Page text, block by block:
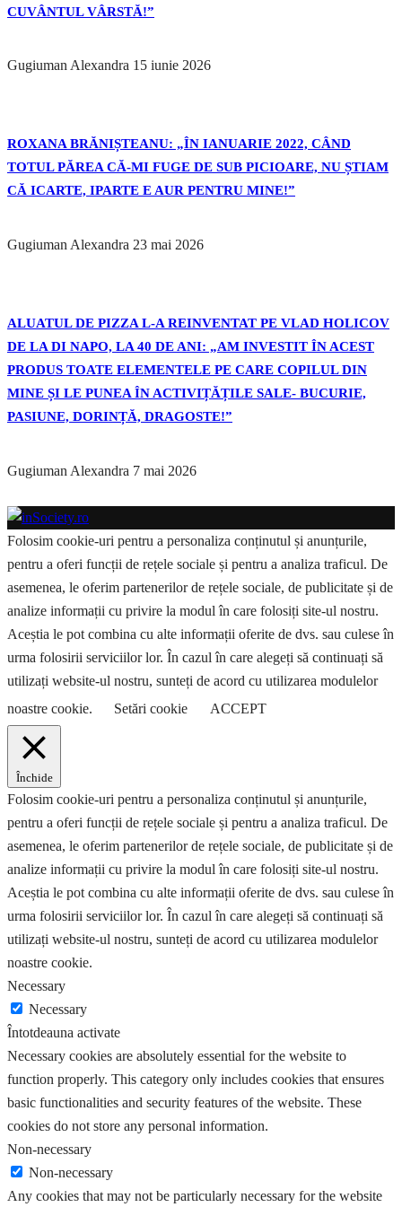
CUVÂNTUL VÂRSTĂ!”
Gugiuman Alexandra 15 iunie 2026
ROXANA BRĂNIȘTEANU: „ÎN IANUARIE 2022, CÂND
TOTUL PĂREA CĂ-MI FUGE DE SUB PICIOARE, NU ȘTIAM
CĂ ICARTE, IPARTE E AUR PENTRU MINE!”
Gugiuman Alexandra 23 mai 2026
ALUATUL DE PIZZA L-A REINVENTAT PE VLAD HOLICOV
DE LA DI NAPO, LA 40 DE ANI: „AM INVESTIT ÎN ACEST
PRODUS TOATE ELEMENTELE PE CARE COPILUL DIN
MINE ȘI LE PUNEA ÎN ACTIVIȚĂȚILE SALE- BUCURIE,
PASIUNE, DORINȚĂ, DRAGOSTE!”
Gugiuman Alexandra 7 mai 2026
Folosim cookie-uri pentru a personaliza conținutul și anunțurile,
pentru a oferi funcții de rețele sociale și pentru a analiza traficul. De
asemenea, le oferim partenerilor de rețele sociale, de publicitate și de
analize informații cu privire la modul în care folosiți site-ul nostru.
Aceștia le pot combina cu alte informații oferite de dvs. sau culese în
urma folosirii serviciilor lor. În cazul în care alegeți să continuați să
utilizați website-ul nostru, sunteți de acord cu utilizarea modulelor
noastre cookie.
Setări cookie ACCEPT
Închide
Folosim cookie-uri pentru a personaliza conținutul și anunțurile,
pentru a oferi funcții de rețele sociale și pentru a analiza traficul. De
asemenea, le oferim partenerilor de rețele sociale, de publicitate și de
analize informații cu privire la modul în care folosiți site-ul nostru.
Aceștia le pot combina cu alte informații oferite de dvs. sau culese în
urma folosirii serviciilor lor. În cazul în care alegeți să continuați să
utilizați website-ul nostru, sunteți de acord cu utilizarea modulelor
noastre cookie.
Necessary
Necessary
Întotdeauna activate
Necessary cookies are absolutely essential for the website to
function properly. This category only includes cookies that ensures
basic functionalities and security features of the website. These
cookies do not store any personal information.
Non-necessary
Non-necessary
Any cookies that may not be particularly necessary for the website